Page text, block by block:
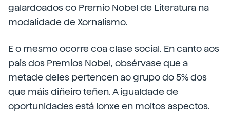
galardoados co Premio Nobel de Literatura na
modalidade de Xornalismo.
E o mesmo ocorre coa clase social. En canto aos
pais dos Premios Nobel, obsérvase que a
metade deles pertencen ao grupo do 5% dos
que máis diñeiro teñen. A igualdade de
oportunidades está lonxe en moitos aspectos.